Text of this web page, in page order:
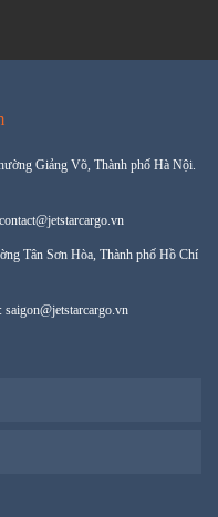
Giảng Võ, Thành phố Hà Nội.
Tân Sơn Hòa, Thành phố Hồ Chí